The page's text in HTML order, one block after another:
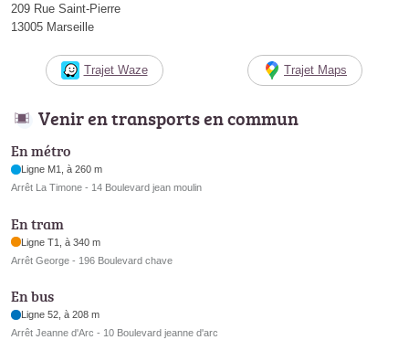
209 Rue Saint-Pierre
13005 Marseille
Trajet Waze Trajet Maps
Venir en transports en commun
En métro
Ligne M1, à 260 m
Arrêt La Timone - 14 Boulevard jean moulin
En tram
Ligne T1, à 340 m
Arrêt George - 196 Boulevard chave
En bus
Ligne 52, à 208 m
Arrêt Jeanne d'Arc - 10 Boulevard jeanne d'arc